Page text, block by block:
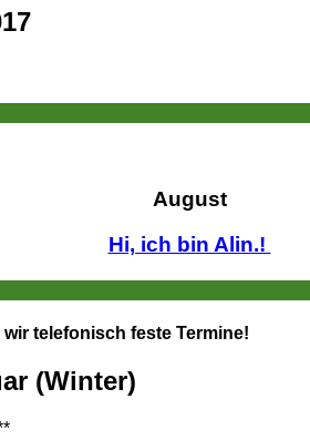
August
Hi, ich bin Alin.!
telefonisch feste Termine!
(Winter)